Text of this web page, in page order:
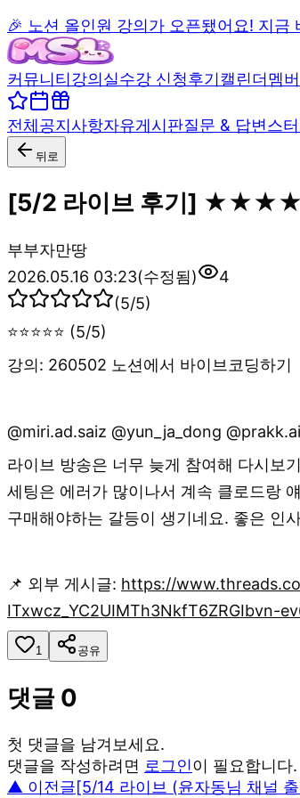
🎉 노션 올인원 강의가 오픈됐어요! 지
커뮤니티강의실수강 신청후기캘린더멤버
전체공지사항자유게시판질문 & 답변스
뒤로
[5/2 라이브 후기]
부부자만땅
2026.05.16 03:23(수정됨)
4
(5/5)
⭐⭐⭐⭐⭐ (5/5)
강의: 260502 노션에서 바이브코딩하기
@miri.ad.saiz @yun_ja_dong @prakk.ai
라이브 방송은 너무 늦게 참여해 다시보
세팅은 에러가 많이나서 계속 클로드랑
구매해야하는 갈등이 생기네요. 좋은 인
📌 외부 게시글: https://
ITxwcz_YC2UIMTh3NkfT6ZRGIbvn-
1 공유
댓글 0
첫 댓글을 남겨보세요.
댓글을 작성하려면 로그인이 필요합니다.
▲ 이전글[5/14 라이브 (윤자동님 채